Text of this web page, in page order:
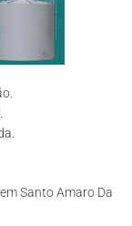
Santo Amaro Da